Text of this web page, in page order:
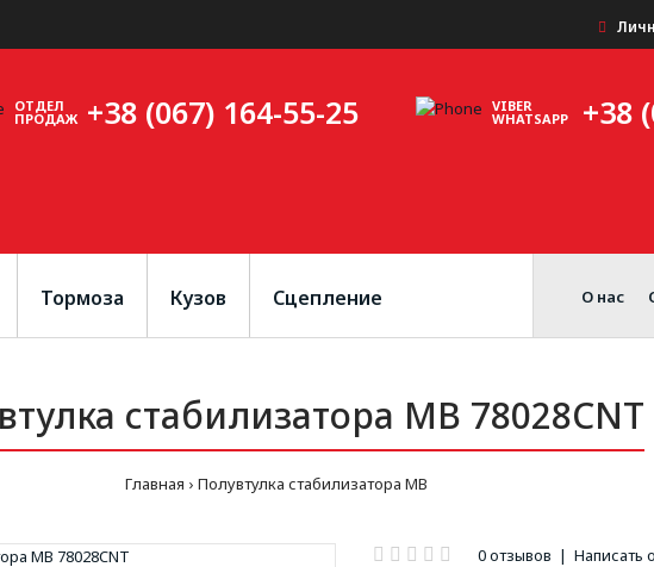
ОТДЕЛ
ПРОДАЖ +38 (067) 164-55-25 VIBER
WHATSAPP +38
Тормоза Кузов Сцепление О нас
стабилизатора MB 78028CNT
Главная Полувтулка стабилизатора MB
0 отзывов | Написать